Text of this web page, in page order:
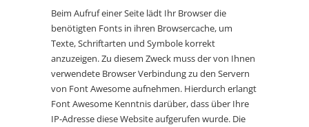
Beim Aufruf einer Seite lädt Ihr Browser die
benötigten Fonts in ihren Browsercache, um
Texte, Schriftarten und Symbole korrekt
anzuzeigen. Zu diesem Zweck muss der von Ihnen
verwendete Browser Verbindung zu den Servern
von Font Awesome aufnehmen. Hierdurch erlangt
Font Awesome Kenntnis darüber, dass über Ihre
IP-Adresse diese Website aufgerufen wurde. Die